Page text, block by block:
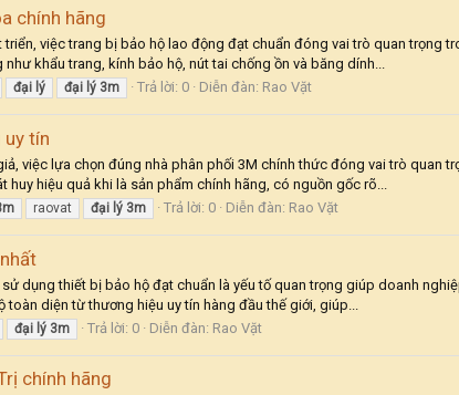
chính hãng
việc trang bị bảo hộ lao động đạt chuẩn đóng vai trò quan trọng
khẩu trang, kính bảo hộ, nút tai chống ồn và băng dính...
đại lý đại lý 3m Trả lời: 0 Diễn đàn: Rao Vặt
uy tín
việc lựa chọn đúng nhà phân phối 3M chính thức đóng vai trò quan
hiệu quả khi là sản phẩm chính hãng, có nguồn gốc rõ...
raovat đại lý 3m Trả lời: 0 Diễn đàn: Rao Vặt
dụng thiết bị bảo hộ đạt chuẩn là yếu tố quan trọng giúp doanh
diện từ thương hiệu uy tín hàng đầu thế giới, giúp...
đại lý 3m Trả lời: 0 Diễn đàn: Rao Vặt
chính hãng